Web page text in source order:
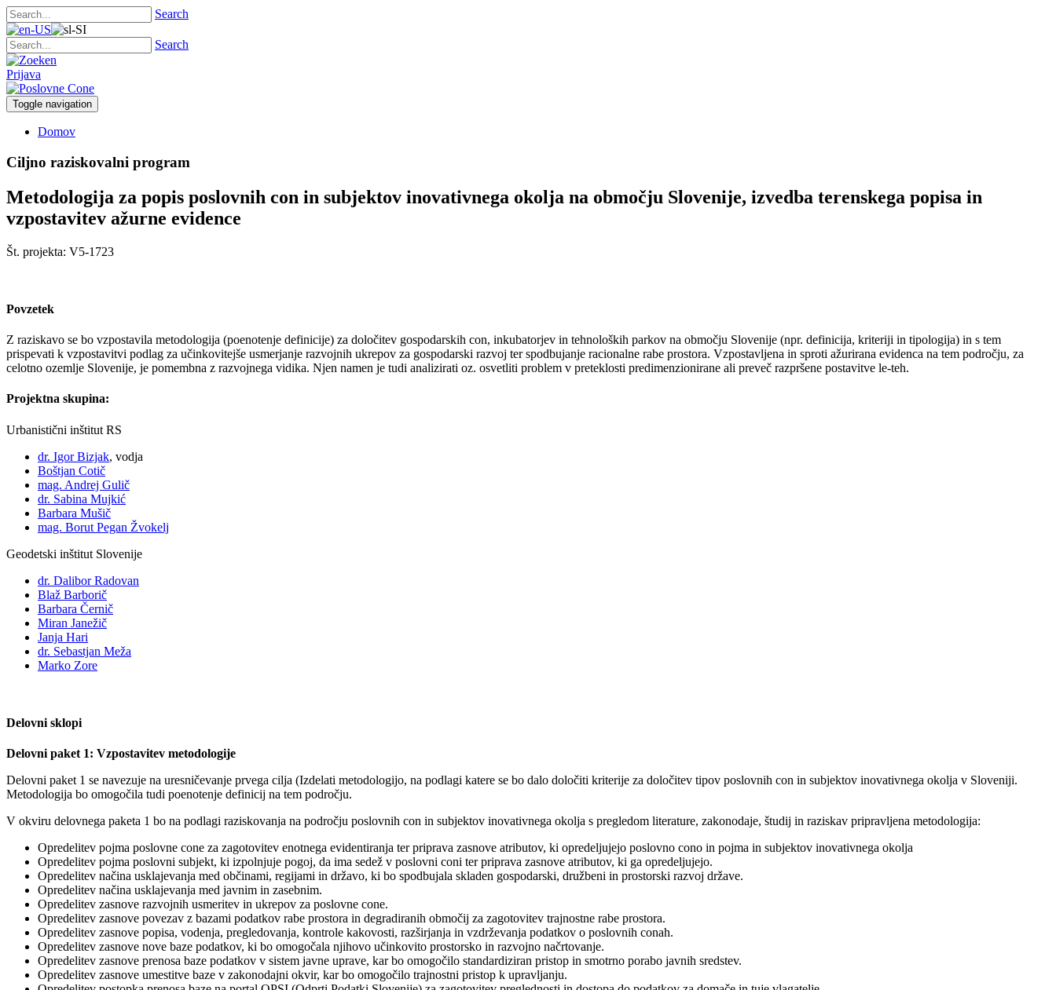
Search
Search
Prijava
Toggle navigation
Domov
Ciljno raziskovalni program
Metodologija za popis poslovnih con in subjektov inovativnega okolja na območju Slovenije, izvedba terenskega popisa in
vzpostavitev ažurne evidence
Št. projekta: V5-1723
Povzetek
Z raziskavo se bo vzpostavila metodologija (poenotenje definicije) za določitev gospodarskih con, inkubatorjev in tehnoloških parkov na območju Slovenije (npr. definicija, kriteriji in tipologija) in s tem
prispevati k vzpostavitvi podlag za učinkovitejše usmerjanje razvojnih ukrepov za gospodarski razvoj ter spodbujanje racionalne rabe prostora. Vzpostavljena in sproti ažurirana evidenca na tem področju, za
celotno ozemlje Slovenije, je pomembna z razvojnega vidika. Njen namen je tudi analizirati oz. osvetliti problem v preteklosti predimenzionirane ali preveč razpršene postavitve le-teh.
Projektna skupina:
Urbanistični inštitut RS
dr. Igor Bizjak, vodja
Boštjan Cotič
mag. Andrej Gulič
dr. Sabina Mujkić
Barbara Mušič
mag. Borut Pegan Žvokelj
Geodetski inštitut Slovenije
dr. Dalibor Radovan
Blaž Barborič
Barbara Černič
Miran Janežič
Janja Hari
dr. Sebastjan Meža
Marko Zore
Delovni sklopi
Delovni paket 1: Vzpostavitev metodologije
Delovni paket 1 se navezuje na uresničevanje prvega cilja (Izdelati metodologijo, na podlagi katere se bo dalo določiti kriterije za določitev tipov poslovnih con in subjektov inovativnega okolja v Sloveniji.
Metodologija bo omogočila tudi poenotenje definicij na tem področju.
V okviru delovnega paketa 1 bo na podlagi raziskovanja na področju poslovnih con in subjektov inovativnega okolja s pregledom literature, zakonodaje, študij in raziskav pripravljena metodologija:
Opredelitev pojma poslovne cone za zagotovitev enotnega evidentiranja ter priprava zasnove atributov, ki opredeljujejo poslovno cono in pojma in subjektov inovativnega okolja
Opredelitev pojma poslovni subjekt, ki izpolnjuje pogoj, da ima sedež v poslovni coni ter priprava zasnove atributov, ki ga opredeljujejo.
Opredelitev načina usklajevanja med občinami, regijami in državo, ki bo spodbujala skladen gospodarski, družbeni in prostorski razvoj države.
Opredelitev načina usklajevanja med javnim in zasebnim.
Opredelitev zasnove razvojnih usmeritev in ukrepov za poslovne cone.
Opredelitev zasnove povezav z bazami podatkov rabe prostora in degradiranih območij za zagotovitev trajnostne rabe prostora.
Opredelitev zasnove popisa, vodenja, pregledovanja, kontrole kakovosti, razširjanja in vzdrževanja podatkov o poslovnih conah.
Opredelitev zasnove nove baze podatkov, ki bo omogočala njihovo učinkovito prostorsko in razvojno načrtovanje.
Opredelitev zasnove prenosa baze podatkov v sistem javne uprave, kar bo omogočilo standardiziran pristop in smotrno porabo javnih sredstev.
Opredelitev zasnove umestitve baze v zakonodajni okvir, kar bo omogočilo trajnostni pristop k upravljanju.